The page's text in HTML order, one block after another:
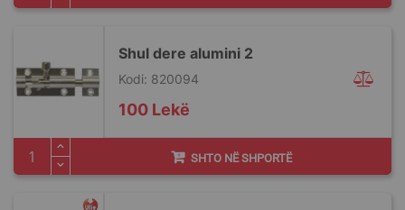
Shul dere alumini 2
Kodi: 820094
100 Lekë
SHTO NË SHPORTË